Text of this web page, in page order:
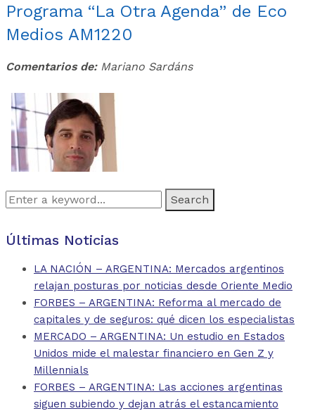
Programa “La Otra Agenda” de Eco
Medios AM1220
Comentarios de:Mariano Sardáns
Search
Últimas Noticias
LA NACIÓN – ARGENTINA: Mercados argentinos
relajan posturas por noticias desde Oriente Medio
FORBES – ARGENTINA: Reforma al mercado de
capitales y de seguros: qué dicen los especialistas
MERCADO – ARGENTINA: Un estudio en Estados
Unidos mide el malestar financiero en Gen Z y
Millennials
FORBES – ARGENTINA: Las acciones argentinas
siguen subiendo y dejan atrás el estancamiento